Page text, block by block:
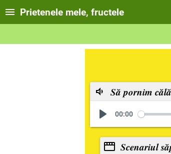
Prietenele mele, fructele
Să pornim
00:00
Scenariul